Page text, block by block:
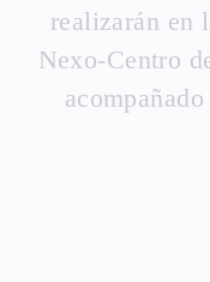
realizarán en
Nexo-Centro